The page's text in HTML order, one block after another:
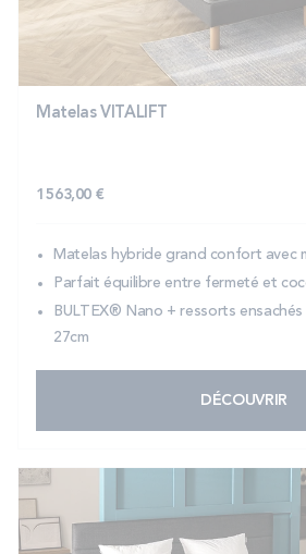
PROMOS
Technologie bultex
Storelocator
Contact
Mon
Matelas VITALIFT
1 563,00 €
Matelas hybride grand confort avec
Parfait équilibre entre fermeté et
BULTEX® Nano + ressorts
27cm
DÉCOUVRIR